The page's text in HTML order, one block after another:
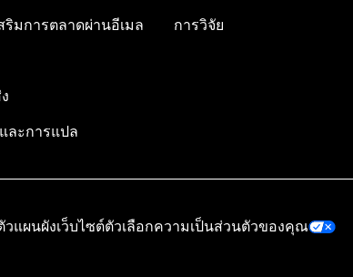
ริมการตลาดผ่านอีเมล
ละการแปล
การวิจัย
วแผนผังเว็บไซต์ตัวเลือกความเป็นส่วนตัวของคุณ